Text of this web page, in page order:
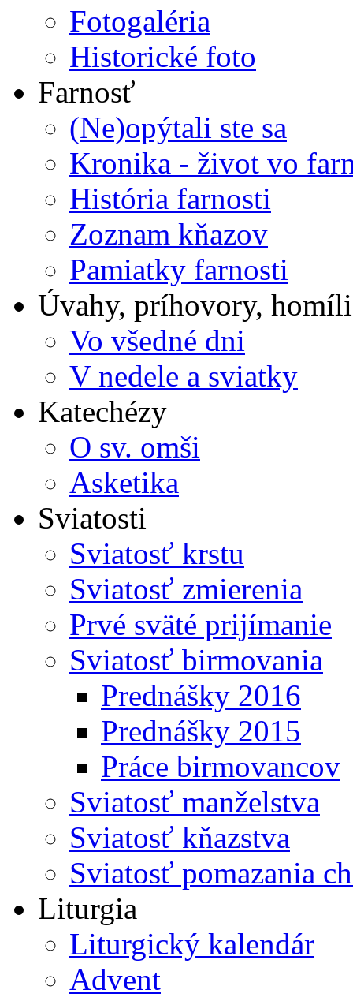
Fotogaléria
Historické foto
Farnosť
(Ne)opýtali ste sa
Kronika - život vo
História farnosti
Zoznam kňazov
Pamiatky farnosti
Úvahy, príhovory,
Vo všedné dni
V nedele a sviatky
Katechézy
O sv. omši
Asketika
Sviatosti
Sviatosť krstu
Sviatosť zmierenia
Prvé sväté prijímanie
Sviatosť birmovania
Prednášky 2016
Prednášky 2015
Práce birmovancov
Sviatosť manželstva
Sviatosť kňazstva
Sviatosť pomazania
Liturgia
Liturgický kalendár
Advent